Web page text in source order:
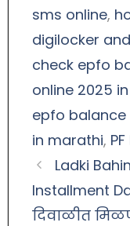
sms online,
digilocker
check epfo
online 2025
epfo balance
in marathi,
Ladki
Installment
दिवाळीत